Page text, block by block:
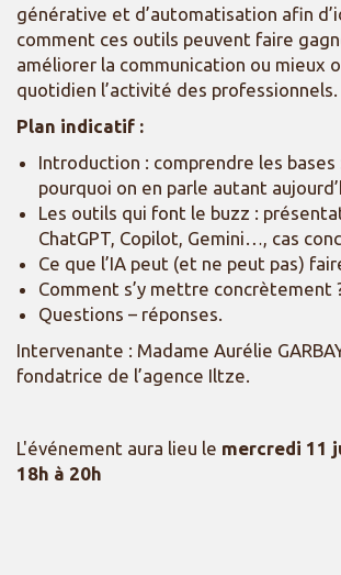
générative et d’automatisation afin
comment ces outils peuvent faire
améliorer la communication ou mieux
quotidien l’activité des professionnels.
Plan indicatif :
Introduction : comprendre les
pourquoi on en parle autant
Les outils qui font le buzz :
ChatGPT, Copilot, Gemini…, cas
Ce que l’IA peut (et ne peut pas)
Comment s’y mettre concrètement
Questions – réponses.
Intervenante : Madame Aurélie
fondatrice de l’agence Iltze.
L'événement aura lieu le mercredi 11
18h à 20h